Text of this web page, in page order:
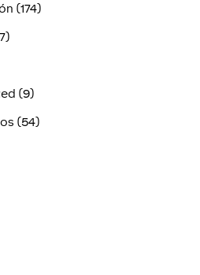
(174)
(9)
(54)